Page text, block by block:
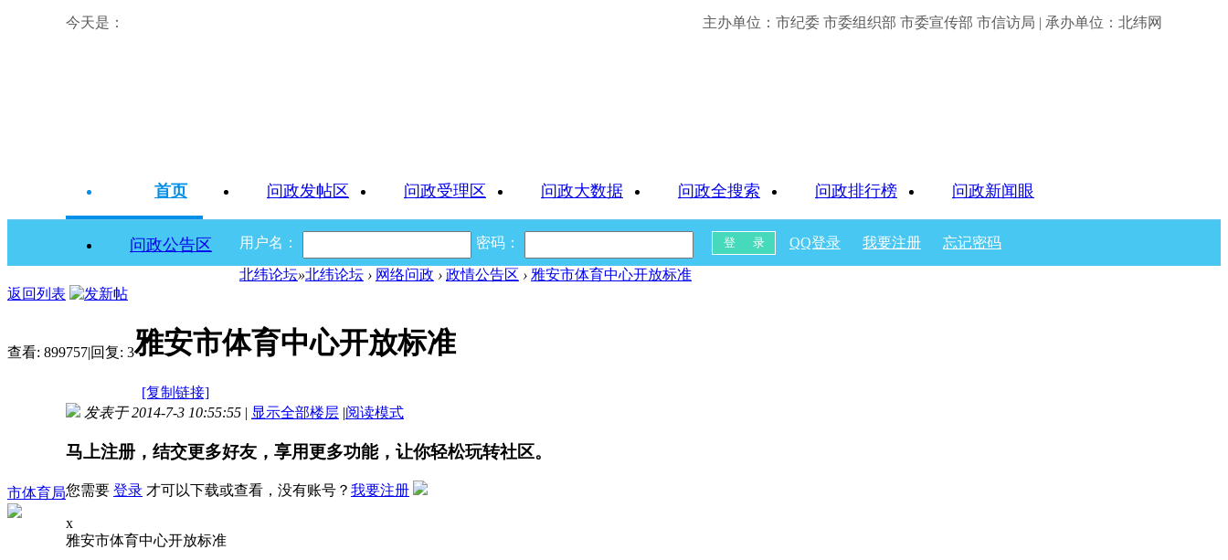
今天是： 主办单位：市纪委 市委组织部 市委宣传部 市信访局 | 承办单位：北纬网
首页 问政发帖区 问政受理区 问政大数据 问政全搜索 问政排行榜 问政新闻眼
问政公告区 用户名： 密码： QQ登录 我要注册 忘记密码
北纬论坛»北纬论坛 › 网络问政 › 政情公告区 › 雅安市体育中心开放标准
返回列表
查看: 899757|回复: 3雅安市体育中心开放标准
[复制链接]
市体育局
发表于 2014-7-3 10:55:55 | 显示全部楼层 |阅读模式
马上注册，结交更多好友，享用更多功能，让你轻松玩转社区。
您需要 登录 才可以下载或查看，没有账号？ 我要注册
x
雅安市体育中心开放标准